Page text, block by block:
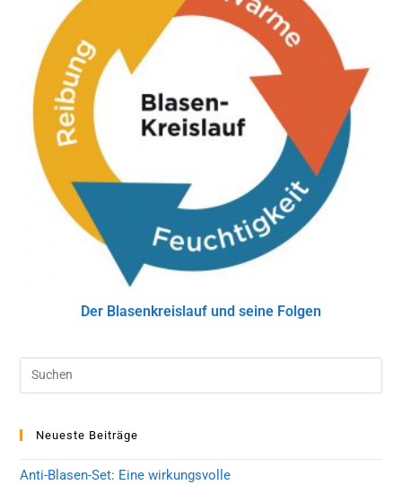
Der Blasenkreislauf und seine Folgen
Neueste Beiträge
Anti-Blasen-Set: Eine wirkungsvolle